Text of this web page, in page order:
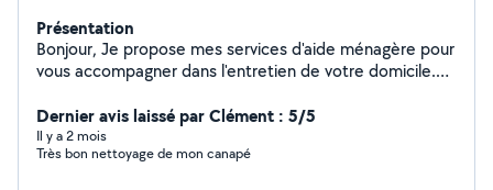
Présentation
Bonjour, Je propose mes services d'aide ménagère pour
vous accompagner dans l'entretien de votre domicile.
* Le nettoyage complet de votre logement (sols,
surfaces, sanitaires, cuisine) * Le rangement et
l'organisation des espaces * Les petites tâches du
Dernier avis laissé par Clément : 5/5
Il y a 2 mois
Très bon nettoyage de mon canapé